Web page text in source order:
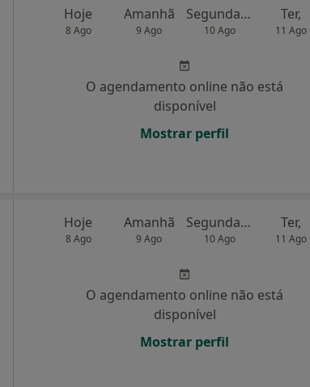
Hoje
8 Ago
Amanhã
9 Ago
Segunda-feira
10 Ago
Ter,
11 Ago
O agendamento online não está
disponível
Mostrar perfil
Hoje
8 Ago
Amanhã
9 Ago
Segunda-feira
10 Ago
Ter,
11 Ago
O agendamento online não está
disponível
Mostrar perfil